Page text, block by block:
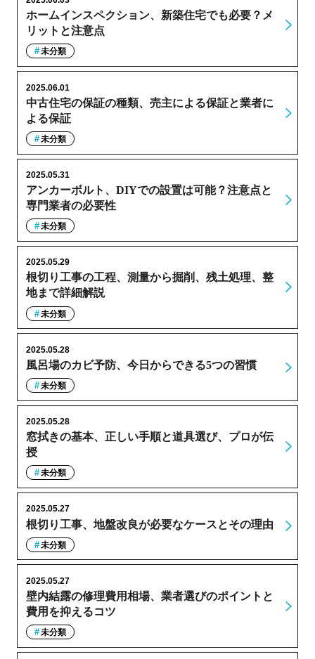
ホームインスペクション、新築住宅でも必要？メ
リットと注意点
未分類
中古住宅の保証の種類、売主による保証と業者に
よる保証
2025.06.01
未分類
アンカーボルト、DIYでの設置は可能？注意点と
専門業者の必要性
2025.05.31
未分類
根切り工事の工程、測量から掘削、残土処理、整
地まで詳細解説
2025.05.29
未分類
風呂場のカビ予防、今日からできる5つの習慣
2025.05.28
未分類
窓拭きの基本、正しい手順と道具選び、プロが伝
授
2025.05.28
未分類
根切り工事、地盤改良が必要なケースとその理由
2025.05.27
未分類
壁内結露の修理費用相場、業者選びのポイントと
費用を抑えるコツ
2025.05.27
未分類